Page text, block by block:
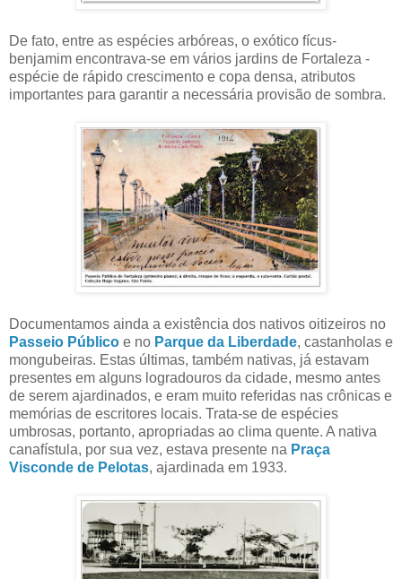
De fato, entre as espécies arbóreas, o exótico fícus-
benjamim encontrava-se em vários jardins de Fortaleza -
espécie de rápido crescimento e copa densa, atributos
importantes para garantir a necessária provisão de sombra.
Documentamos ainda a existência dos nativos oitizeiros no
Passeio Público e no Parque da Liberdade, castanholas e
mongubeiras. Estas últimas, também nativas, já estavam
presentes em alguns logradouros da cidade, mesmo antes
de serem ajardinados, e eram muito referidas nas crônicas e
memórias de escritores locais. Trata-se de espécies
umbrosas, portanto, apropriadas ao clima quente. A nativa
canafístula, por sua vez, estava presente na Praça
Visconde de Pelotas, ajardinada em 1933.